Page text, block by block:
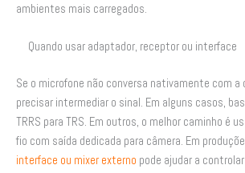
ambientes mais carregados.
Quando usar adaptador, receptor ou interface
Se o microfone não conversa nativamente com a
precisar intermediar o sinal. Em alguns casos,
TRRS para TRS. Em outros, o melhor caminho é
fio com saída dedicada para câmera. Em
interface ou mixer externo pode ajudar a